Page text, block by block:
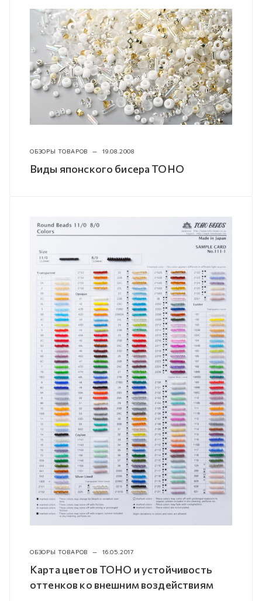
ОБЗОРЫ ТОВАРОВ — 19.08.2008
Виды японского бисера TOHO
ОБЗОРЫ ТОВАРОВ — 16.05.2017
Карта цветов TOHO и устойчивость
оттенков ко внешним воздействиям